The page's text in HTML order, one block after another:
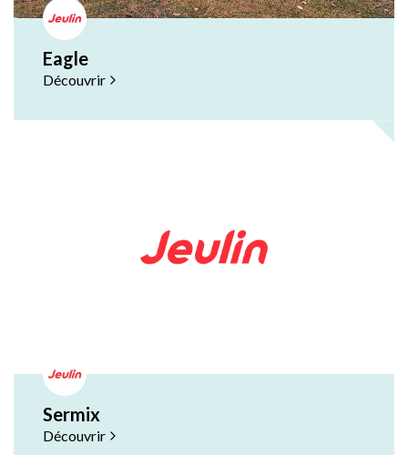
Eagle
Découvrir
Sermix
Découvrir